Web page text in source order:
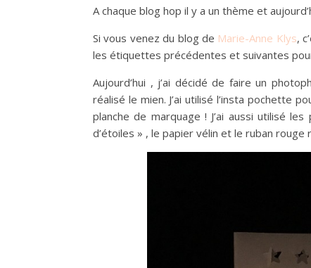
A chaque blog hop il y a un thème et
Si vous venez du blog de Marie-Anne Klys,
les étiquettes précédentes et suivantes
Aujourd’hui , j’ai décidé de faire un
réalisé le mien. J’ai utilisé l’insta pochette
planche de marquage ! J’ai aussi utilisé
d’étoiles » , le papier vélin et le ruban rouge